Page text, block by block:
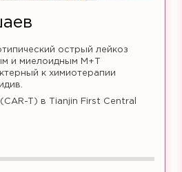
острый лейкоз
и миелоидным M+T
к химиотерапии
T) в Tianjin First Central